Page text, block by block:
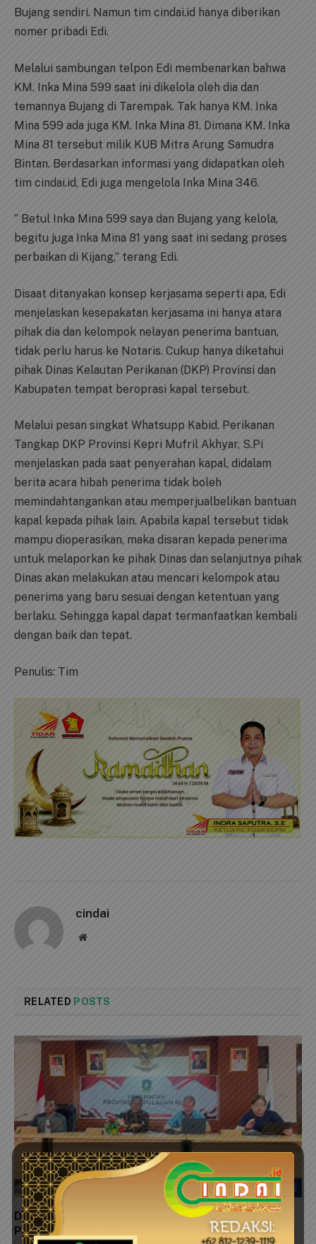
Bujang sendiri. Namun tim cindai.id hanya diberikan
nomer pribadi Edi.
Melalui sambungan telpon Edi membenarkan bahwa
KM. Inka Mina 599 saat ini dikelola oleh dia dan
temannya Bujang di Tarempak. Tak hanya KM. Inka
Mina 599 ada juga KM. Inka Mina 81. Dimana KM. Inka
Mina 81 tersebut milik KUB Mitra Arung Samudra
Bintan. Berdasarkan informasi yang didapatkan oleh
tim cindai.id, Edi juga mengelola Inka Mina 346.
” Betul Inka Mina 599 saya dan Bujang yang kelola,
begitu juga Inka Mina 81 yang saat ini sedang proses
perbaikan di Kijang,” terang Edi.
Disaat ditanyakan konsep kerjasama seperti apa, Edi
menjelaskan kesepakatan kerjasama ini hanya atara
pihak dia dan kelompok nelayan penerima bantuan,
tidak perlu harus ke Notaris. Cukup hanya diketahui
pihak Dinas Kelautan Perikanan (DKP) Provinsi dan
Kabupaten tempat beroprasi kapal tersebut.
Melalui pesan singkat Whatsupp Kabid. Perikanan
Tangkap DKP Provinsi Kepri Mufril Akhyar, S.Pi
menjelaskan pada saat penyerahan kapal, didalam
berita acara hibah penerima tidak boleh
memindahtangankan atau memperjualbelikan bantuan
kapal kepada pihak lain. Apabila kapal tersebut tidak
mampu dioperasikan, maka disaran kepada penerima
untuk melaporkan ke pihak Dinas dan selanjutnya pihak
Dinas akan melakukan atau mencari kelompok atau
penerima yang baru sesuai dengan ketentuan yang
berlaku. Sehingga kapal dapat termanfaatkan kembali
dengan baik dan tepat.
Penulis: Tim
cindai
Website
RELATED POSTS
Dinas Perkim Kepri Perkuat Pembangunan Sanitasi
Pesisir Melalui Adopsi Inovasi SI PENJARAH SISIR